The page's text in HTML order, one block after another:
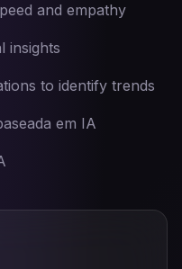
and empathy
insights
to identify trends
em IA